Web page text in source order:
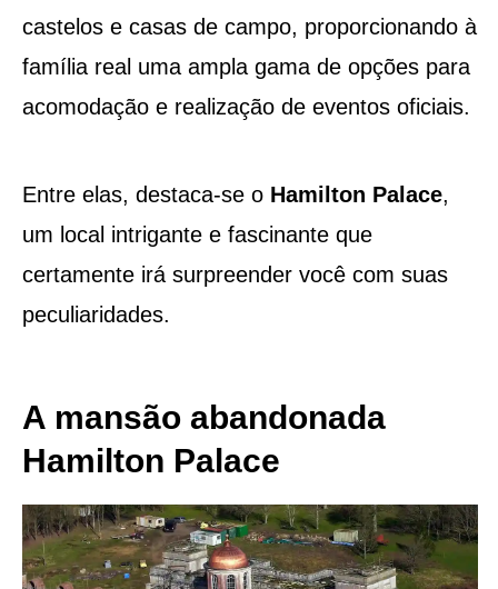
castelos e casas de campo, proporcionando à
família real uma ampla gama de opções para
acomodação e realização de eventos oficiais.
Entre elas, destaca-se o Hamilton Palace,
um local intrigante e fascinante que
certamente irá surpreender você com suas
peculiaridades.
A mansão abandonada
Hamilton Palace